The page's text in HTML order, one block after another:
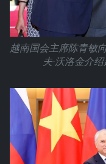
越南国会主席陈青敏
夫·沃洛金介